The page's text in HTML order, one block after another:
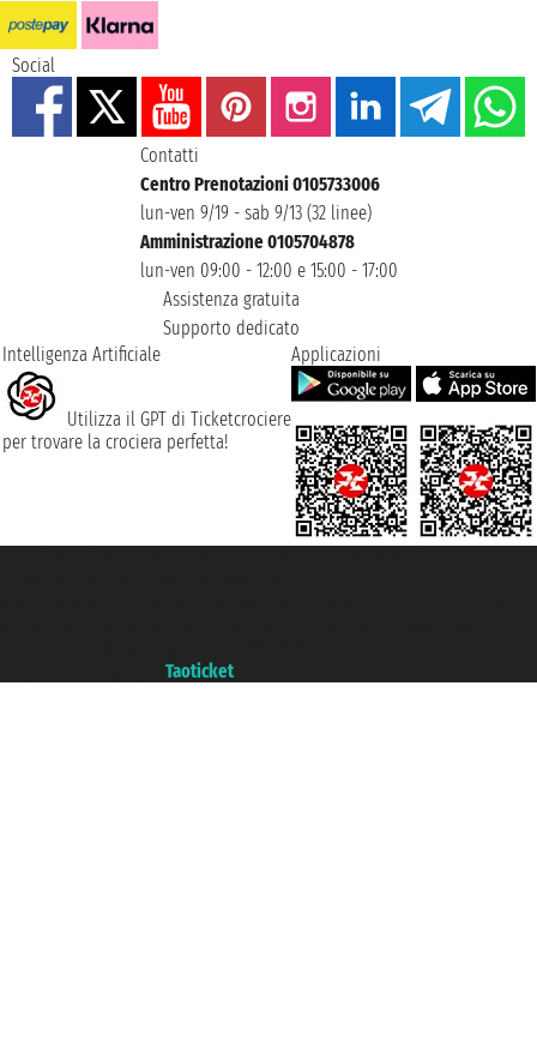
Social
Contatti
Centro Prenotazioni 0105733006
lun-ven 9/19 - sab 9/13 (32 linee)
Amministrazione 0105704878
lun-ven 09:00 - 12:00 e 15:00 - 17:00
Assistenza gratuita
Supporto dedicato
Intelligenza Artificiale
Utilizza il GPT di Ticketcrociere
per trovare la crociera perfetta!
Applicazioni
Taoticket